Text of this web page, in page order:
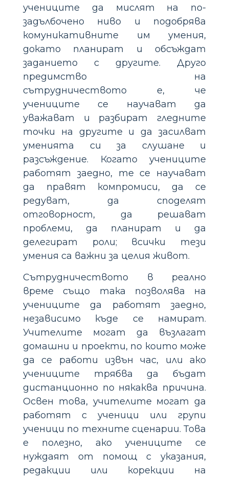
учениците да мислят на по-
задълбочено ниво и подобрява
комуникативните им умения,
докато планират и обсъждат
заданието с другите. Друго
предимство на
сътрудничеството е, че
учениците се научават да
уважават и разбират гледните
точки на другите и да засилват
уменията си за слушане и
разсъждение. Когато учениците
работят заедно, те се научават
да правят компромиси, да се
редуват, да споделят
отговорност, да решават
проблеми, да планират и да
делегират роли; всички тези
умения са важни за целия живот.
Сътрудничеството в реално
време също така позволява на
учениците да работят заедно,
независимо къде се намират.
Учителите могат да възлагат
домашни и проекти, по които може
да се работи извън час, или ако
учениците трябва да бъдат
дистанционно по някаква причина.
Освен това, учителите могат да
работят с ученици или групи
ученици по техните сценарии. Това
е полезно, ако учениците се
нуждаят от помощ с указания,
редакции или корекции на